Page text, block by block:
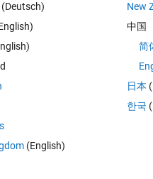
strmatch()
release), it is better
(Deutsch)
(English)
New
中国
简
日本
한국